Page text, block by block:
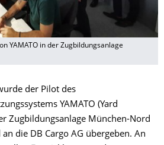
YAMATO in der Zugbildungsanlage
der Pilot des
YAMATO (Yard
Zugbildungsanlage München-Nord
die DB Cargo AG übergeben. An